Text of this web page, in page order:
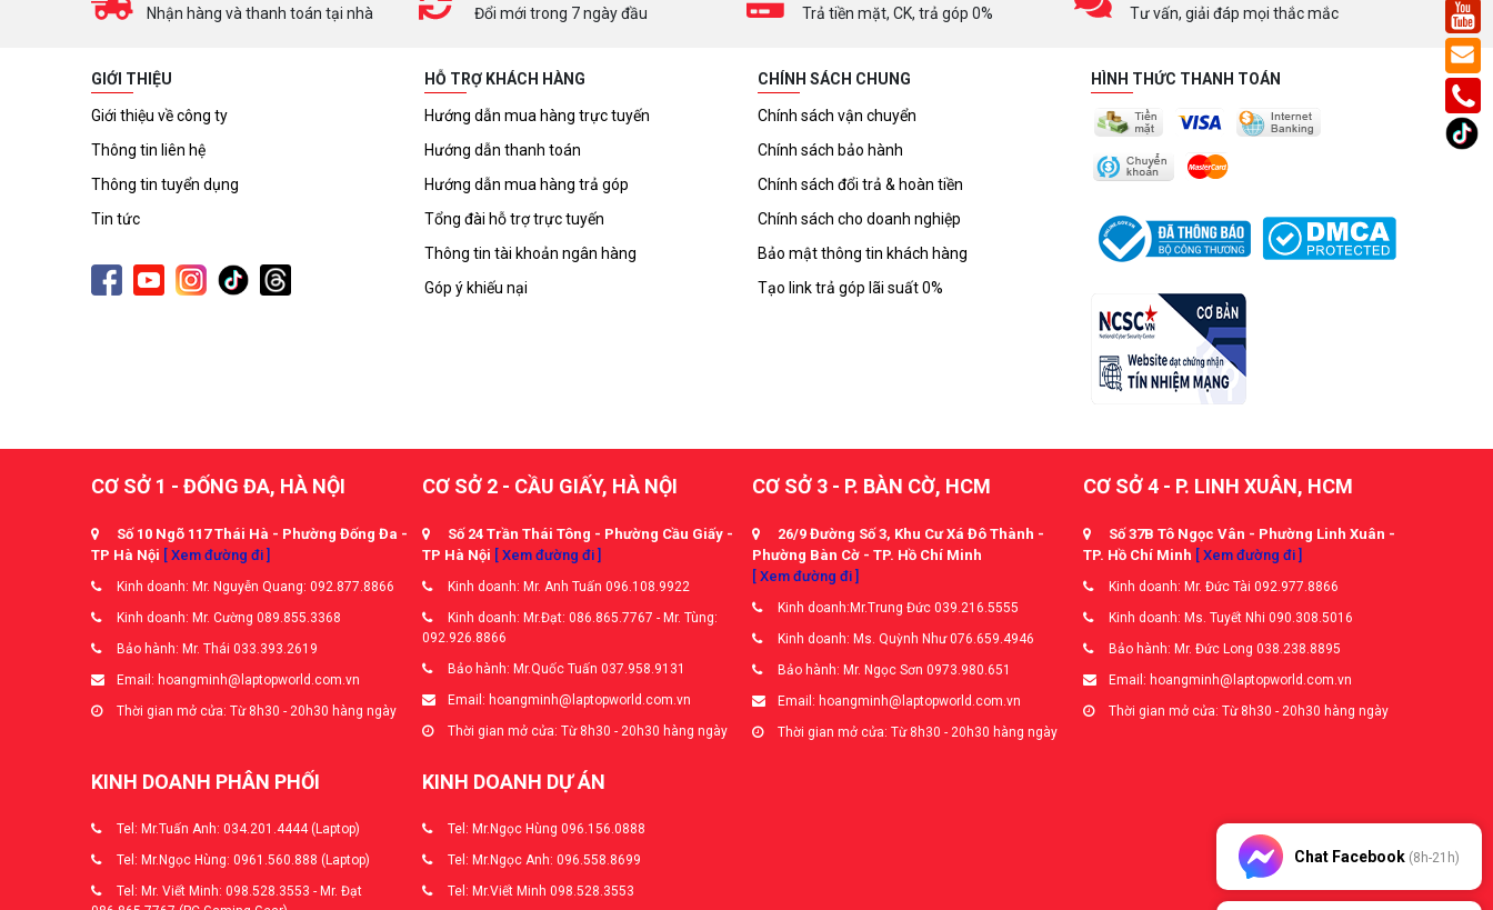
Nhận hàng và thanh toán tại nhà
Đổi mới trong 7 ngày đầu
Trả tiền mặt, CK, trả góp 0%
Tư vấn, giải đáp mọi thắc mắc
GIỚI THIỆU
Giới thiệu về công ty
Thông tin liên hệ
Thông tin tuyển dụng
Tin tức
HỖ TRỢ KHÁCH HÀNG
Hướng dẫn mua hàng trực tuyến
Hướng dẫn thanh toán
Hướng dẫn mua hàng trả góp
Tổng đài hỗ trợ trực tuyến
Thông tin tài khoản ngân hàng
Góp ý khiếu nại
CHÍNH SÁCH CHUNG
Chính sách vận chuyển
Chính sách bảo hành
Chính sách đổi trả & hoàn tiền
Chính sách cho doanh nghiệp
Bảo mật thông tin khách hàng
Tạo link trả góp lãi suất 0%
HÌNH THỨC THANH TOÁN
CƠ SỞ 1 - ĐỐNG ĐA, HÀ NỘI
Số 10 Ngõ 117 Thái Hà - Phường Đống Đa -
TP Hà Nội [ Xem đường đi ]
Kinh doanh: Mr. Nguyễn Quang: 092.877.8866
Kinh doanh: Mr. Cường 089.855.3368
Bảo hành: Mr. Thái 033.393.2619
Email: hoangminh@laptopworld.com.vn
Thời gian mở cửa: Từ 8h30 - 20h30 hàng ngày
CƠ SỞ 2 - CẦU GIẤY, HÀ NỘI
Số 24 Trần Thái Tông - Phường Cầu Giấy -
TP Hà Nội [ Xem đường đi ]
Kinh doanh: Mr. Anh Tuấn 096.108.9922
Kinh doanh: Mr.Đạt: 086.865.7767 - Mr. Tùng:
092.926.8866
Bảo hành: Mr.Quốc Tuấn 037.958.9131
Email: hoangminh@laptopworld.com.vn
Thời gian mở cửa: Từ 8h30 - 20h30 hàng ngày
CƠ SỞ 3 - P. BÀN CỜ, HCM
26/9 Đường Số 3, Khu Cư Xá Đô Thành -
Phường Bàn Cờ - TP. Hồ Chí Minh
[ Xem đường đi ]
Kinh doanh:Mr.Trung Đức 039.216.5555
Kinh doanh: Ms. Quỳnh Như 076.659.4946
Bảo hành: Mr. Ngọc Sơn 0973.980.651
Email: hoangminh@laptopworld.com.vn
Thời gian mở cửa: Từ 8h30 - 20h30 hàng ngày
CƠ SỞ 4 - P. LINH XUÂN, HCM
Số 37B Tô Ngọc Vân - Phường Linh Xuân -
TP. Hồ Chí Minh [ Xem đường đi ]
Kinh doanh: Mr. Đức Tài 092.977.8866
Kinh doanh: Ms. Tuyết Nhi 090.308.5016
Bảo hành: Mr. Đức Long 038.238.8895
Email: hoangminh@laptopworld.com.vn
Thời gian mở cửa: Từ 8h30 - 20h30 hàng ngày
KINH DOANH PHÂN PHỐI
Tel: Mr.Tuấn Anh: 034.201.4444 (Laptop)
Tel: Mr.Ngọc Hùng: 0961.560.888 (Laptop)
Tel: Mr. Viết Minh: 098.528.3553 - Mr. Đạt
KINH DOANH DỰ ÁN
Tel: Mr.Ngọc Hùng 096.156.0888
Tel: Mr.Ngọc Anh: 096.558.8699
Tel: Mr.Viết Minh 098.528.3553
Chat Facebook (8h-21h)